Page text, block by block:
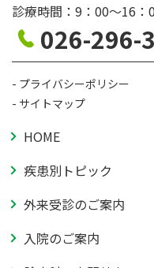
診療時間：9：00〜16：
026-296-
プライバシーポリシー
サイトマップ
HOME
疾患別トピック
外来受診のご案内
入院のご案内